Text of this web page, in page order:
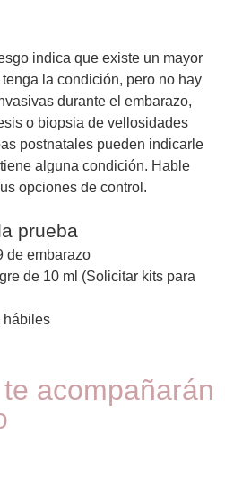
indica que existe un mayor
la condición, pero no hay
durante el embarazo,
o biopsia de vellosidades
postnatales pueden indicarle
alguna condición. Hable
opciones de control.
prueba
de embarazo
de 10 ml (Solicitar kits para
hábiles
acompañarán